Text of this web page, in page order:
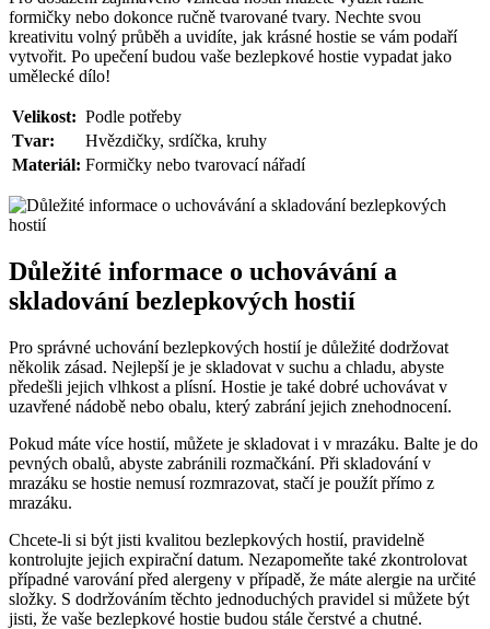
formičky nebo dokonce ručně tvarované tvary. Nechte svou
kreativitu volný průběh a uvidíte, jak krásné hostie se vám podaří
vytvořit. Po upečení budou vaše bezlepkové hostie vypadat jako
umělecké dílo!
Velikost: Podle potřeby
Tvar:
Hvězdičky, srdíčka, kruhy
Materiál: Formičky nebo tvarovací nářadí
Důležité informace o uchovávání a
skladování bezlepkových hostií
Pro správné uchování bezlepkových hostií je důležité dodržovat
několik zásad. Nejlepší je je skladovat v suchu a chladu, abyste
předešli jejich vlhkost a plísní. Hostie je také dobré uchovávat v
uzavřené nádobě nebo obalu, který zabrání jejich znehodnocení.
Pokud máte více hostií, můžete je skladovat i v mrazáku. Balte je do
pevných obalů, abyste zabránili rozmačkání. Při skladování v
mrazáku se hostie nemusí rozmrazovat, stačí je použít přímo z
mrazáku.
Chcete-li si být jisti kvalitou bezlepkových hostií, pravidelně
kontrolujte jejich expirační datum. Nezapomeňte také zkontrolovat
případné varování před alergeny v případě, že máte alergie na určité
složky. S dodržováním těchto jednoduchých pravidel si můžete být
jisti, že vaše bezlepkové hostie budou stále čerstvé a chutné.